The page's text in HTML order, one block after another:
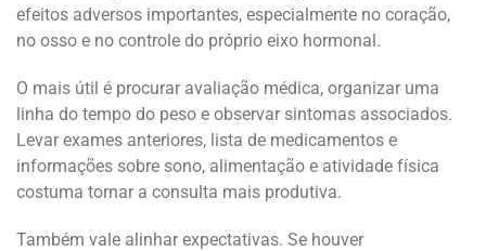
efeitos adversos importantes, especialmente no coração,
no osso e no controle do próprio eixo hormonal.
O mais útil é procurar avaliação médica, organizar uma
linha do tempo do peso e observar sintomas associados.
Levar exames anteriores, lista de medicamentos e
informações sobre sono, alimentação e atividade física
costuma tornar a consulta mais produtiva.
Também vale alinhar expectativas. Se houver